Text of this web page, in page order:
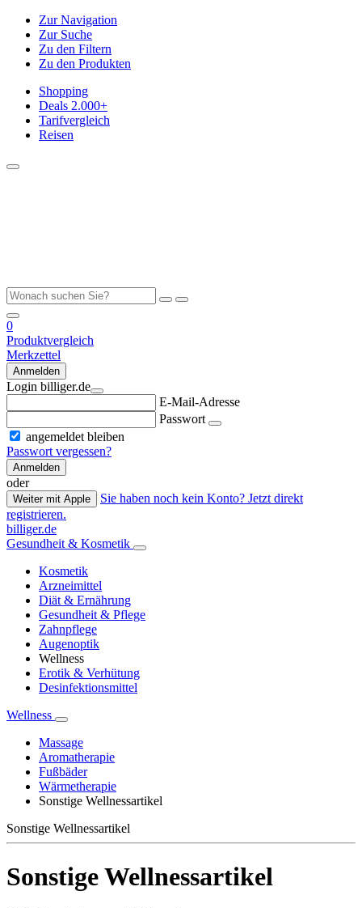
Zur Navigation
Zur Suche
Zu den Filtern
Zu den Produkten
Shopping
Deals 2.000+
Tarifvergleich
Reisen
0
Produktvergleich
Merkzettel
Anmelden
Login billiger.de
E-Mail-Adresse
Passwort
angemeldet bleiben
Passwort vergessen?
Anmelden
oder
Weiter mit Apple
Sie haben noch kein Konto? Jetzt direkt
registrieren.
billiger.de
Gesundheit & Kosmetik
Kosmetik
Arzneimittel
Diät & Ernährung
Gesundheit & Pflege
Zahnpflege
Augenoptik
Wellness
Erotik & Verhütung
Desinfektionsmittel
Wellness
Massage
Aromatherapie
Fußbäder
Wärmetherapie
Sonstige Wellnessartikel
Sonstige Wellnessartikel
Sonstige Wellnessartikel